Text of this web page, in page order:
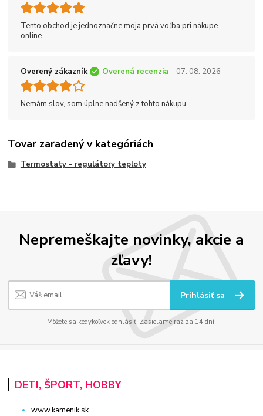
Tento obchod je jednoznačne moja prvá voľba pri nákupe
online.
Overený zákazník Overená recenzia - 07. 08. 2026
Nemám slov, som úplne nadšený z tohto nákupu.
Tovar zaradený v kategóriách
Termostaty - regulátory teploty
Nepremeškajte novinky, akcie a
zľavy!
Prihlásiť sa
Môžete sa kedykoľvek odhlásiť. Zasielame raz za 14 dní.
DETI, ŠPORT, HOBBY
www.kamenik.sk